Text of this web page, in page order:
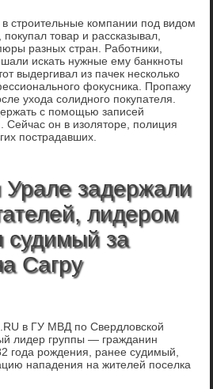
строительные компании под видом
покупал товар и рассказывал,
разных стран. Работники,
искать нужные ему банкноты
выдергивал из пачек несколько
фокусника. Пропажу
ухода солидного покупателя.
с помощью записей
Сейчас он в изоляторе, полиция
пострадавших.
задержали
лидером
судимый за
Сагру
в ГУ МВД по Свердловской
лидер группы — гражданин
года рождения, ранее судимый,
нападения на жителей поселка